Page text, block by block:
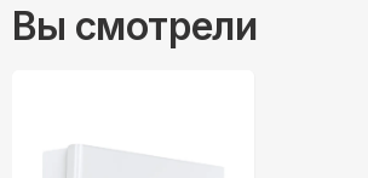
Вы смотрели